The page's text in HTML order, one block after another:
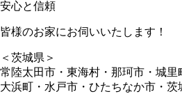
皆様のお家にお伺いいたします！
＜茨城県＞
常陸太田市・東海村・那珂市・城里
大浜町・水戸市・ひたちなか市・